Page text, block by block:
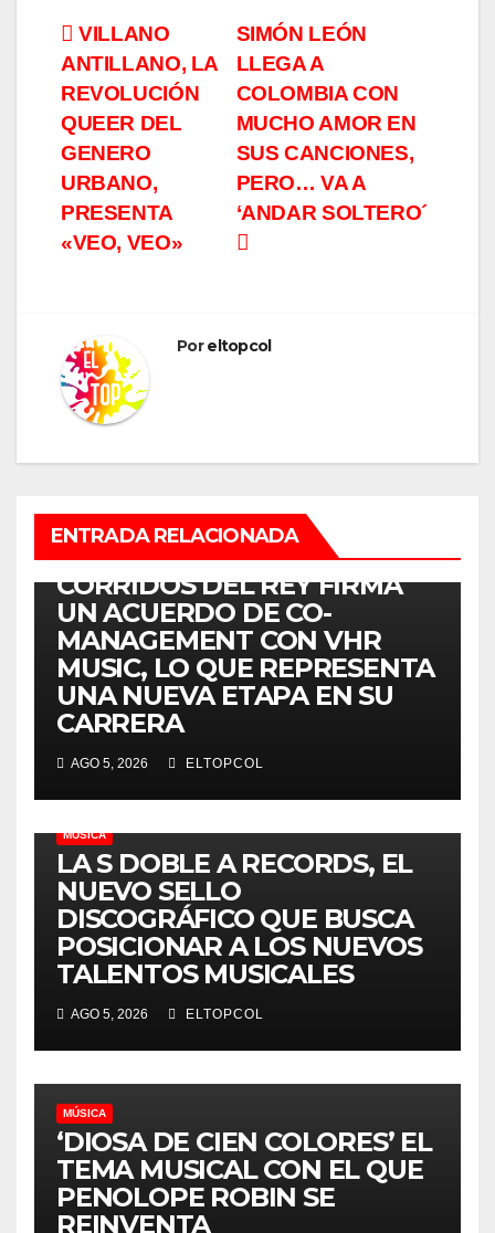
Navegación
de
entradas
SIMÓN LEÓN
LLEGA A
COLOMBIA CON
MUCHO AMOR EN
SUS CANCIONES,
PERO… VA A
‘ANDAR SOLTERO´
VILLANO
ANTILLANO, LA
REVOLUCIÓN
QUEER DEL
GENERO
URBANO,
PRESENTA
«VEO, VEO»
Poreltopcol
ENTRADA RELACIONADA
CORRIDOS DEL REY FIRMA
UN ACUERDO DE CO-
MANAGEMENT CON VHR
MUSIC, LO QUE REPRESENTA
UNA NUEVA ETAPA EN SU
CARRERA
AGO 5, 2026 ELTOPCOL
MÚSICA
LA S DOBLE A RECORDS, EL
NUEVO SELLO
DISCOGRÁFICO QUE BUSCA
POSICIONAR A LOS NUEVOS
TALENTOS MUSICALES
AGO 5, 2026 ELTOPCOL
MÚSICA
‘DIOSA DE CIEN COLORES’ EL
TEMA MUSICAL CON EL QUE
PENOLOPE ROBIN SE
REINVENTA